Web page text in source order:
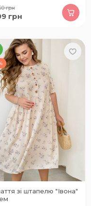
грн
грн
зі штапелю "Івона"